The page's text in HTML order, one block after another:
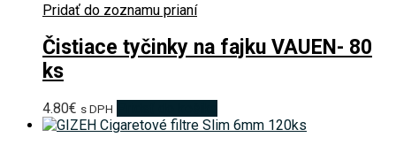
Pridať do zoznamu prianí
Čistiace tyčinky na fajku VAUEN- 80
ks
4.80€ s DPH